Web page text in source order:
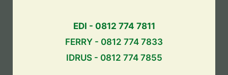
EDI - 0812 774 7811
FERRY - 0812 774 7833
IDRUS - 0812 774 7855